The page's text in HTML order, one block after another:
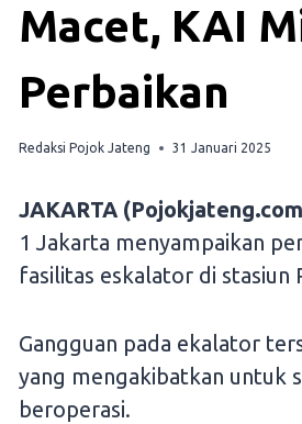
Macet, KAI
Perbaikan
Redaksi Pojok Jateng 31 Januari 2025
JAKARTA
1 Jakarta menyampaikan
fasilitas eskalator di stasiun
Gangguan pada ekalator
yang mengakibatkan untuk
beroperasi.